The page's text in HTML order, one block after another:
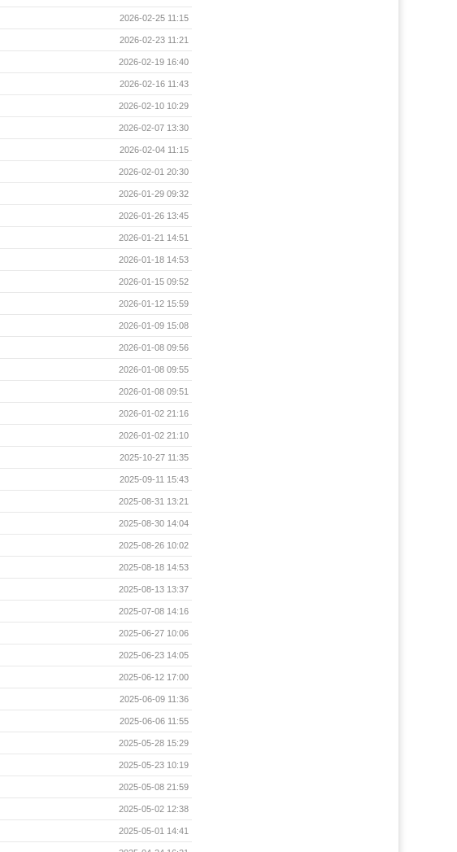
2026-02-25 11:15
2026-02-23 11:21
2026-02-19 16:40
2026-02-16 11:43
2026-02-10 10:29
2026-02-07 13:30
2026-02-04 11:15
2026-02-01 20:30
2026-01-29 09:32
2026-01-26 13:45
2026-01-21 14:51
2026-01-18 14:53
2026-01-15 09:52
2026-01-12 15:59
2026-01-09 15:08
2026-01-08 09:56
2026-01-08 09:55
2026-01-08 09:51
2026-01-02 21:16
2026-01-02 21:10
2025-10-27 11:35
2025-09-11 15:43
2025-08-31 13:21
2025-08-30 14:04
2025-08-26 10:02
2025-08-18 14:53
2025-08-13 13:37
2025-07-08 14:16
2025-06-27 10:06
2025-06-23 14:05
2025-06-12 17:00
2025-06-09 11:36
2025-06-06 11:55
2025-05-28 15:29
2025-05-23 10:19
2025-05-08 21:59
2025-05-02 12:38
2025-05-01 14:41